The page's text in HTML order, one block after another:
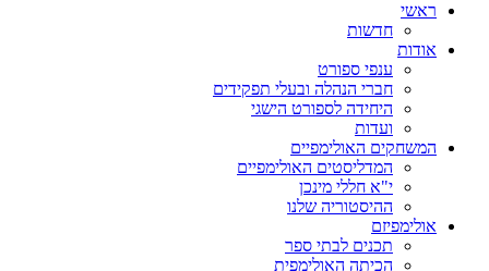
ראשי
חדשות
אודות
ענפי ספורט
חברי הנהלה ובעלי תפקידים
היחידה לספורט הישגי
ועדות
המשחקים האולימפיים
המדליסטים האולימפיים
י"א חללי מינכן
ההיסטוריה שלנו
אולימפיזם
תכנים לבתי ספר
הכיתה האולימפית